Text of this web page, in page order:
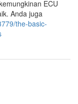
ECU
Anda juga
the-basic-